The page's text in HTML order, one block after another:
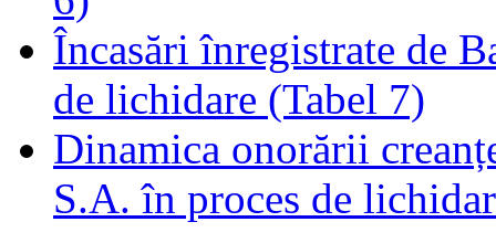
Încasări înregistrate de
de lichidare (Tabel 7)
Dinamica onorării
S.A. în proces de